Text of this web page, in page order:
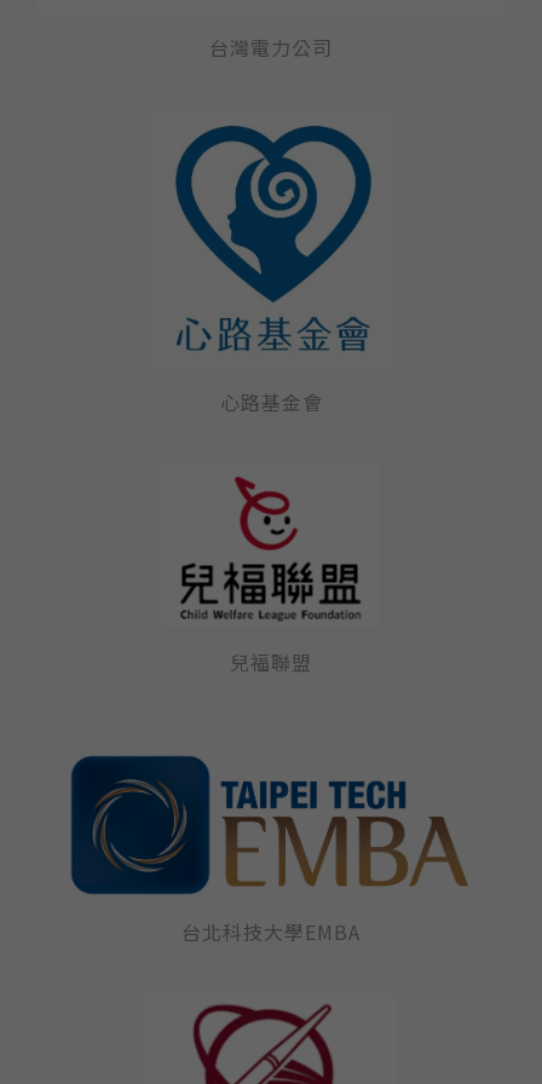
台灣電力公司
心路基金會
兒福聯盟
台北科技大學EMBA